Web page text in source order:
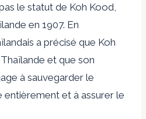
le statut de Koh Kood,
en 1907. En
a précisé que Koh
et que son
à sauvegarder le
et à assurer le